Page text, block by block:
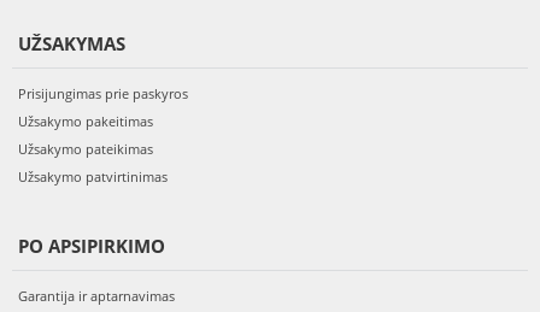
UŽSAKYMAS
Prisijungimas prie paskyros
Užsakymo pakeitimas
Užsakymo pateikimas
Užsakymo patvirtinimas
PO APSIPIRKIMO
Garantija ir aptarnavimas